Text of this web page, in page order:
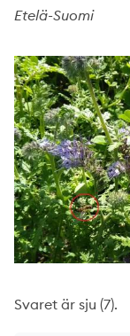
Etelä-Suomi
Svaret är sju (7).